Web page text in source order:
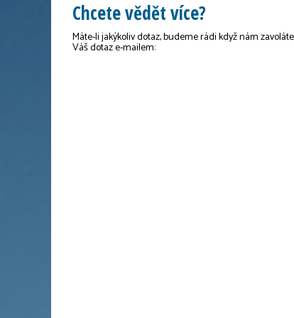
Chcete vědět více?
Máte-li jakýkoliv dotaz, budeme rádi když nám
Váš dotaz e-mailem: